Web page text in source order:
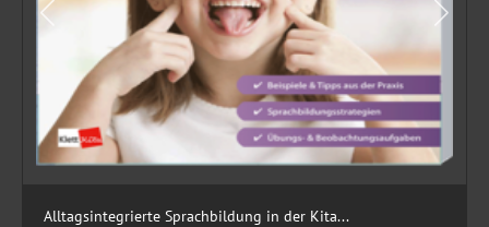
Alltagsintegrierte Sprachbildung in der Kita...